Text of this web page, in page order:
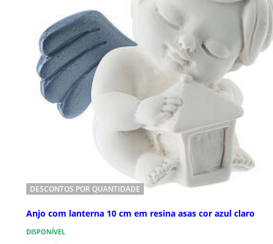
DESCONTOS POR QUANTIDADE
Anjo com lanterna 10 cm em resina asas cor azul claro
DISPONÍVEL